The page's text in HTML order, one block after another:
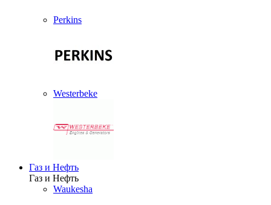
Perkins
Westerbeke
Газ и Нефть
Газ и Нефть
Waukesha